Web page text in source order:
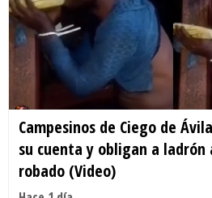
Campesinos de Ciego de
su cuenta y obligan a ladrón
robado (Video)